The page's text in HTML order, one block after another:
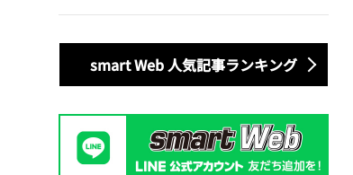
smart Web 人気記事ランキング